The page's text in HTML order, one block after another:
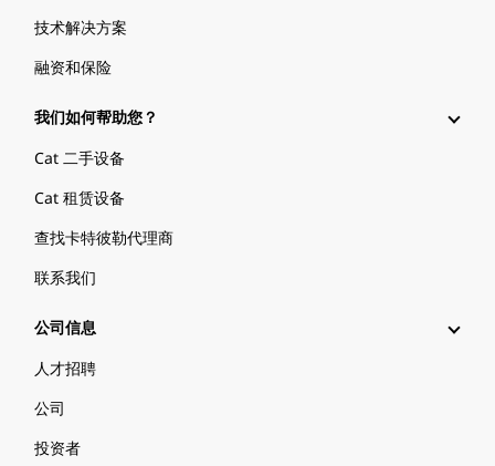
技术解决方案
融资和保险
我们如何帮助您？
Cat 二手设备
Cat 租赁设备
查找卡特彼勒代理商
联系我们
公司信息
人才招聘
公司
投资者